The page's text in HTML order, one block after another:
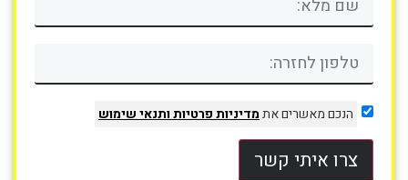
הנכם מאשרים אתמדיניות פרטיותותנאי שימוש
צרו איתי קשר